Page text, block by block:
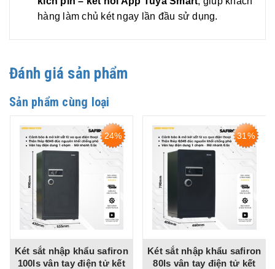
hàng làm chủ két ngay lần đầu sử dụng.
Đánh giá sản phẩm
Sản phẩm cùng loại
24%
khẩu safiron
tay điện tử kết
31%
Két sắt nhập khẩu safiron
80ls vân tay điện tử kết
Két sắt
60ls vân